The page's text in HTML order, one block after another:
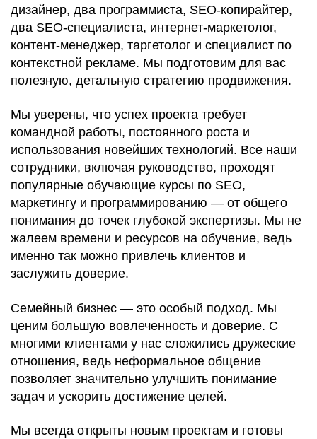
дизайнер, два программиста, SEO-копирайтер,
два SEO-специалиста, интернет-маркетолог,
контент-менеджер, таргетолог и специалист по
контекстной рекламе. Мы подготовим для вас
полезную, детальную стратегию продвижения.
Мы уверены, что успех проекта требует
командной работы, постоянного роста и
использования новейших технологий. Все наши
сотрудники, включая руководство, проходят
популярные обучающие курсы по SEO,
маркетингу и программированию — от общего
понимания до точек глубокой экспертизы. Мы не
жалеем времени и ресурсов на обучение, ведь
именно так можно привлечь клиентов и
заслужить доверие.
Семейный бизнес — это особый подход. Мы
ценим большую вовлеченность и доверие. С
многими клиентами у нас сложились дружеские
отношения, ведь неформальное общение
позволяет значительно улучшить понимание
задач и ускорить достижение целей.
Мы всегда открыты новым проектам и готовы